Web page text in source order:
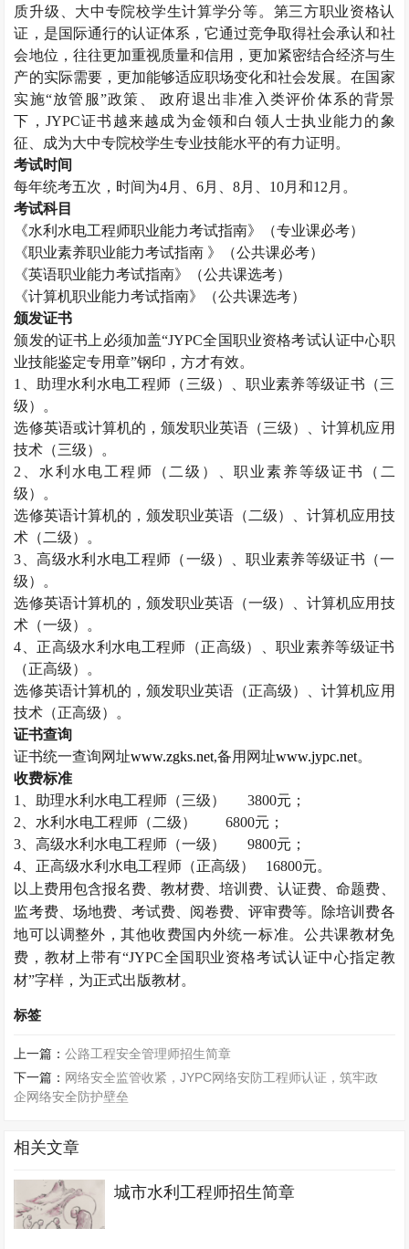
质升级、大中专院校学生计算学分等。第三方职业资格认
证，是国际通行的认证体系，它通过竞争取得社会承认和社
会地位，往往更加重视质量和信用，更加紧密结合经济与生
产的实际需要，更加能够适应职场变化和社会发展。在国家
实施“放管服”政策、 政府退出非准入类评价体系的背景
下， JYPC证书越来越成为金领和白领人士执业能力的象
征、成为大中专院校学生专业技能水平的有力证明。
考试时间
每年统考五次，时间为4月、6月、8月、 10月和12 月。
考试科目
《水利水电工程师职业能力考试指南》（专业课必考）
《职业素养职业能力考试指南 》（公共课必考）
《英语职业能力考试指南》（公共课选考）
《计算机职业能力考试指南》（公共课选考）
颁发证书
颁发的证书上必须加盖“JYPC全国职业资格考试认证中心职
业技能鉴定专用章”钢印，方才有效。
1
、助理水利水电工程师（三级）、职业素养等级证书（三
级）。
选修英语或计算机的，颁发职业英语（三级）、计算机应用
技术（三级）。
2 、水利水电工程师（二级）、职业素养等级证书（二
级）。
选修英语计算机的，颁发职业英语（二级）、计算机应用技
术（二级）。
3 、高级水利水电工程师（一级）、职业素养等级证书（一
级）。
选修英语计算机的，颁发职业英语（一级）、计算机应用技
术（一级）。
4 、正高级水利水电工程师（正高级）、职业素养等级证书
（正高级）。
选修英语计算机的，颁发职业英语（正高级）、计算机应用
技术（正高级）。
证书查询
证书统一查询网址www.zgks.net,备用网址www.jypc.net。
收费标准
1
、助理水利水电工程师（三级） 3800元；
2 、水利水电工程师（二级） 6800元；
3 、高级水利水电工程师（一级） 9800元；
4 、正高级水利水电工程师（正高级） 16800元。
以上费用包含报名费、教材费、培训费、认证费、命题费、
监考费、场地费、考试费、阅卷费、评审费等。除培训费各
地可以调整外，其他收费国内外统一标准。公共课教材免
费，教材上带有“JYPC全国职业资格考试认证中心指定教
材”字样，为正式出版教材。
标签
上一篇：公路工程安全管理师招生简章
下一篇： 网络安全监管收紧，JYPC网络安防工程师认证，筑牢政
企网络安全防护壁垒
相关文章
城市水利工程师招生简章